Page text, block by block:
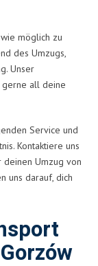
möglich zu
des Umzugs,
Unser
gerne all deine
Service und
Kontaktiere uns
Umzug von
uns darauf, dich